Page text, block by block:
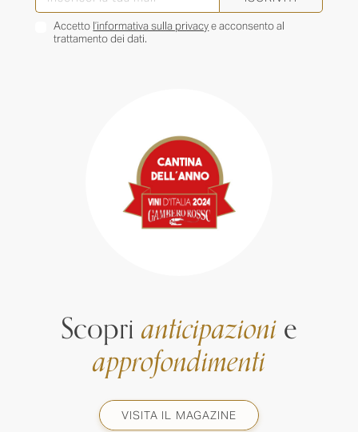
Accetto l’informativa sulla privacye acconsento al
trattamento dei dati.
Scoprianticipazionie
approfondimenti
VISITA IL MAGAZINE